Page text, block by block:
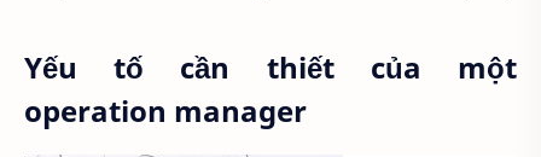
Yếu tố cần thiết của một
operation manager